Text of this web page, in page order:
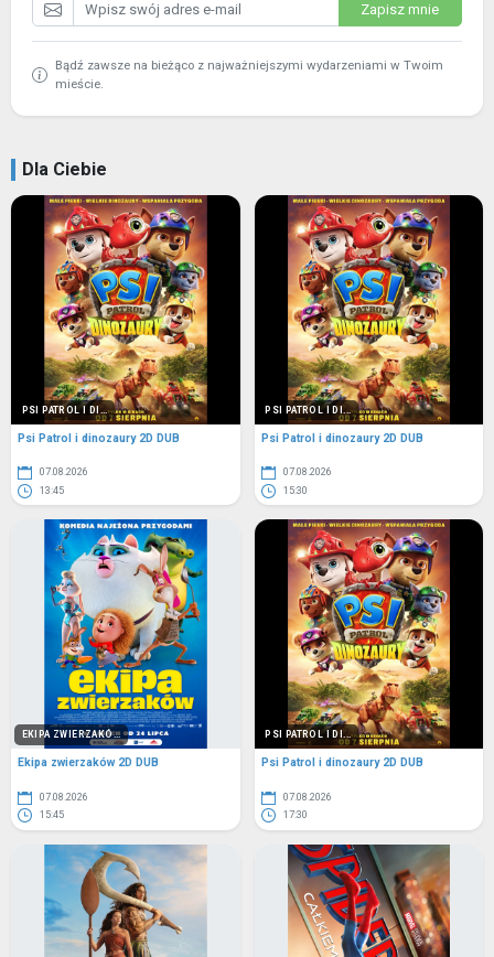
Zapisz mnie
Bądź zawsze na bieżąco z najważniejszymi wydarzeniami w Twoim
mieście.
Dla Ciebie
PSI PATROL I DI...
Psi Patrol i dinozaury 2D DUB
07.08.2026
13:45
PSI PATROL I DI...
Psi Patrol i dinozaury 2D DUB
07.08.2026
15:30
EKIPA ZWIERZAKÓ...
Ekipa zwierzaków 2D DUB
07.08.2026
15:45
PSI PATROL I DI...
Psi Patrol i dinozaury 2D DUB
07.08.2026
17:30